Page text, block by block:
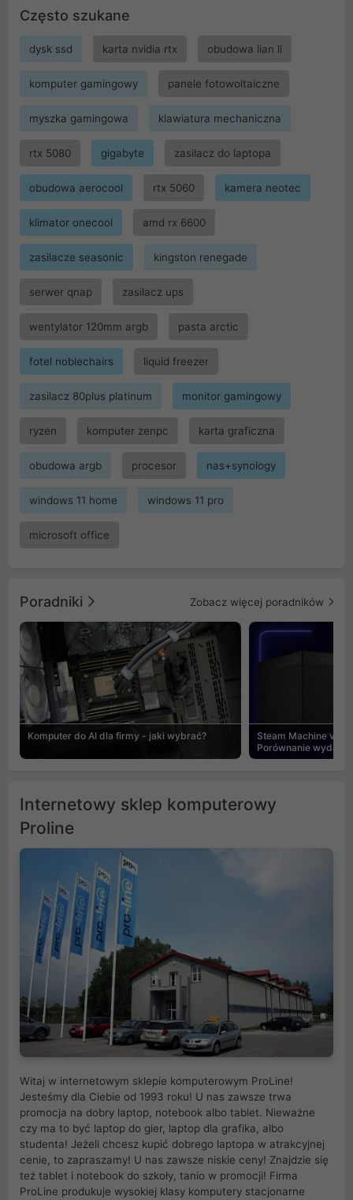
Często szukane
dysk ssd karta nvidia rtx obudowa lian li
komputer gamingowy panele fotowoltaiczne
myszka gamingowa klawiatura mechaniczna
rtx 5080 gigabyte zasilacz do laptopa
obudowa aerocool rtx 5060 kamera neotec
klimator onecool amd rx 6600
zasilacze seasonic kingston renegade
serwer qnap zasilacz ups
wentylator 120mm argb pasta arctic
fotel noblechairs liquid freezer
zasilacz 80plus platinum monitor gamingowy
ryzen komputer zenpc karta graficzna
obudowa argb procesor nas+synology
windows 11 home windows 11 pro
microsoft office
Poradniki Zobacz więcej poradników
Komputer do AI dla firmy - jaki wybrać?
Steam Machine vs
Porównanie
Internetowy sklep komputerowy
Proline
Witaj w internetowym sklepie komputerowym ProLine!
Jesteśmy dla Ciebie od 1993 roku! U nas zawsze trwa
promocja na dobry laptop, notebook albo tablet. Nieważne
czy ma to być laptop do gier, laptop dla grafika, albo
studenta! Jeżeli chcesz kupić dobrego laptopa w atrakcyjnej
cenie, to zapraszamy! U nas zawsze niskie ceny! Znajdzie się
też tablet i notebook do szkoły, tanio w promocji! Firma
ProLine produkuje wysokiej klasy komputery stacjonarne